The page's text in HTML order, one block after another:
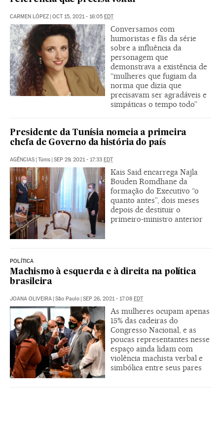
CARMEN LÓPEZ | OCT 15, 2021 - 16:05 EDT
Conversamos com
humoristas e fãs da série
sobre a influência da
personagem que
demonstrava a existência de
“mulheres que fugiam da
norma que dizia que
precisavam ser agradáveis e
simpáticas o tempo todo”
Presidente da Tunísia nomeia a primeira
chefa de Governo da história do país
AGÊNCIAS | Túnis | SEP 29, 2021 - 17:33 EDT
Kais Said encarrega Najla
Bouden Romdhane da
formação do Executivo “o
quanto antes”, dois meses
depois de destituir o
primeiro-ministro anterior
POLÍTICA
Machismo à esquerda e à direita na política
brasileira
JOANA OLIVEIRA | São Paulo | SEP 26, 2021 - 17:08 EDT
As mulheres ocupam apenas
15% das cadeiras do
Congresso Nacional, e as
poucas representantes nesse
espaço ainda lidam com
violência machista verbal e
simbólica entre seus pares